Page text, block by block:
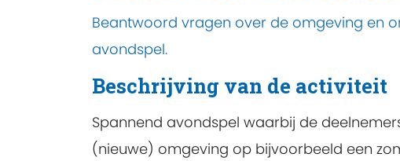
Beantwoord vragen over de omgeving en
avondspel.
Beschrijving van de activiteit
Spannend avondspel waarbij de
(nieuwe) omgeving op bijvoorbeeld een